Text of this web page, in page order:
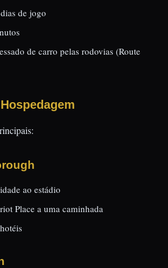
de jogo
de carro pelas rodovias (Route
ao estádio
Place a uma caminhada